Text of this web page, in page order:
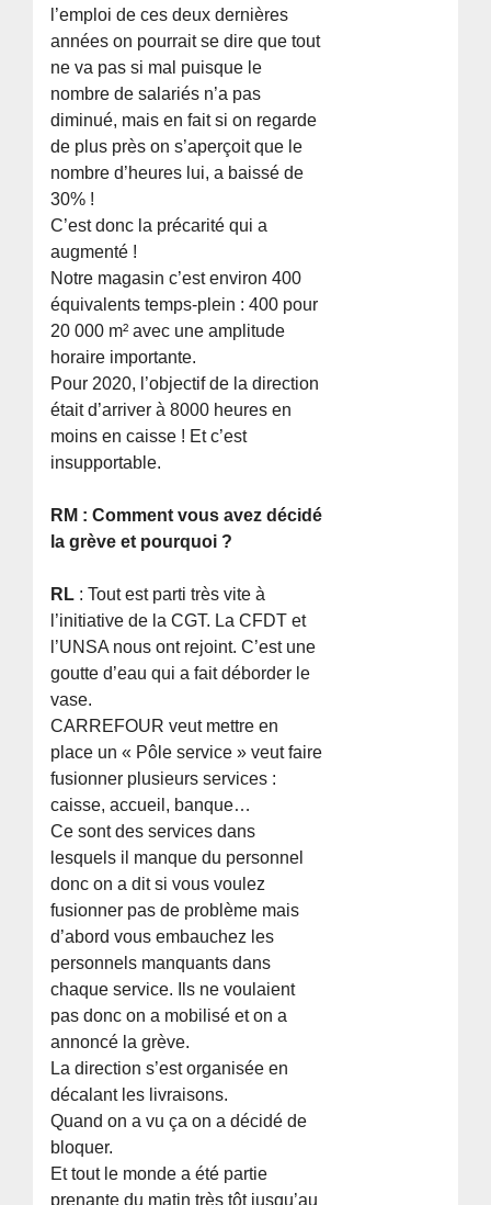
l’emploi de ces deux dernières
années on pourrait se dire que tout
ne va pas si mal puisque le
nombre de salariés n’a pas
diminué, mais en fait si on regarde
de plus près on s’aperçoit que le
nombre d’heures lui, a baissé de
30% !
C’est donc la précarité qui a
augmenté !
Notre magasin c’est environ 400
équivalents temps-plein : 400 pour
20 000 m² avec une amplitude
horaire importante.
Pour 2020, l’objectif de la direction
était d’arriver à 8000 heures en
moins en caisse ! Et c’est
insupportable.
RM : Comment vous avez décidé
la grève et pourquoi ?
RL : Tout est parti très vite à
l’initiative de la CGT. La CFDT et
l’UNSA nous ont rejoint. C’est une
goutte d’eau qui a fait déborder le
vase.
CARREFOUR veut mettre en
place un « Pôle service » veut faire
fusionner plusieurs services :
caisse, accueil, banque…
Ce sont des services dans
lesquels il manque du personnel
donc on a dit si vous voulez
fusionner pas de problème mais
d’abord vous embauchez les
personnels manquants dans
chaque service. Ils ne voulaient
pas donc on a mobilisé et on a
annoncé la grève.
La direction s’est organisée en
décalant les livraisons.
Quand on a vu ça on a décidé de
bloquer.
Et tout le monde a été partie
prenante du matin très tôt jusqu’au